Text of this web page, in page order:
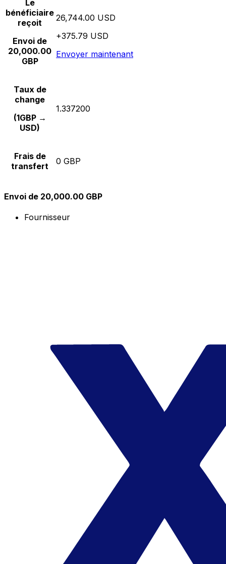
Le
bénéficiaire
reçoit
Envoi de
20,000.00
GBP
26,744.00 USD
+375.79 USD
Envoyer maintenant
Taux de
change
(1GBP →
USD)
1.337200
Frais de
transfert
0 GBP
Envoi de 20,000.00 GBP
Fournisseur